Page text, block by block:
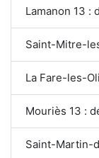
Lamanon 13 :
Saint-Mitre-
La Fare-les-
Mouriès 13 :
Saint-Martin-